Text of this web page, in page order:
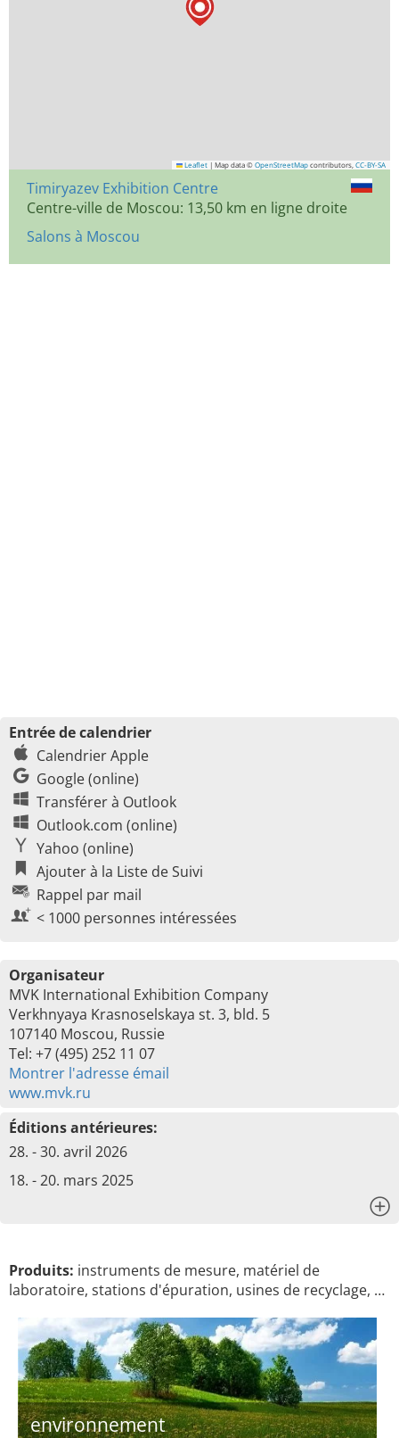
Leaflet | Map data © OpenStreetMap contributors, CC-BY-SA
Timiryazev Exhibition Centre
Centre-ville de Moscou: 13,50 km en ligne droite
Salons à Moscou
Entrée de calendrier
Calendrier Apple
Google (online)
Transférer à Outlook
Outlook.com (online)
Yahoo (online)
Ajouter à la Liste de Suivi
Rappel par mail
< 1000 personnes intéressées
Organisateur
MVK International Exhibition Company
Verkhnyaya Krasnoselskaya st. 3, bld. 5
107140 Moscou, Russie
Tel: +7 (495) 252 11 07
Montrer l'adresse émail
www.mvk.ru
Éditions antérieures:
28. - 30. avril 2026
18. - 20. mars 2025
Produits: instruments de mesure, matériel de
laboratoire, stations d'épuration, usines de recyclage, …
environnement